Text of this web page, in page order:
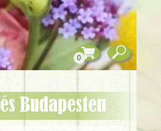
Budapesten
0